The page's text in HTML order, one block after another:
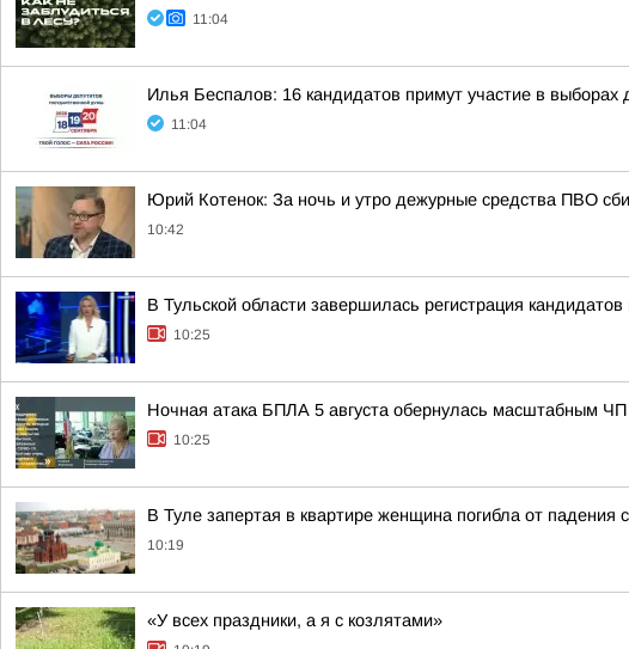
11:04
Илья Беспалов: 16 кандидатов примут участие в выборах
11:04
Юрий Котенок: За ночь и утро дежурные средства ПВО
10:42
В Тульской области завершилась регистрация
10:25
Ночная атака БПЛА 5 августа обернулась масштабным
10:25
В Туле запертая в квартире женщина погибла от падения
10:19
«У всех праздники, а я с козлятами»